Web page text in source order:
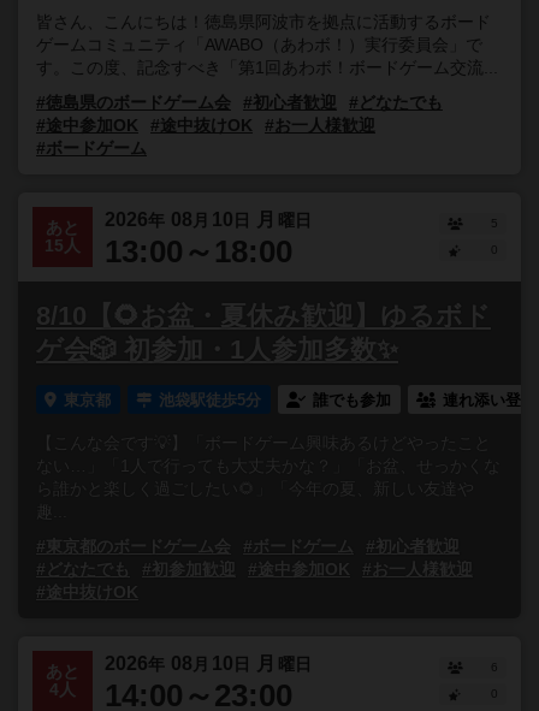
皆さん、こんにちは！徳島県阿波市を拠点に活動するボード
ゲームコミュニティ「AWABO（あわボ！）実行委員会」で
す。この度、記念すべき「第1回あわボ！ボードゲーム交流...
#徳島県のボードゲーム会
#初心者歓迎
#どなたでも
#途中参加OK
#途中抜けOK
#お一人様歓迎
#ボードゲーム
あと
15人
2026年 08 月 10 日 月 曜日
13:00～18:00
5
8/10【🌻お盆・夏休み歓迎】ゆるボド
ゲ会🎲 初参加・1人参加多数✨
東京都 池袋駅徒歩5分 誰でも参加 連れ添い登録
【こんな会です💡】「ボードゲーム興味あるけどやったこと
ない…」「1人で行っても大丈夫かな？」「お盆、せっかくな
ら誰かと楽しく過ごしたい🌻」「今年の夏、新しい友達や
#東京都のボードゲーム会
#ボードゲーム
#初心者歓迎
#どなたでも
#初参加歓迎 #途中参加OK
#お一人様歓迎
#途中抜けOK
あと
4人
2026年 08 月 10 日 月 曜日
14:00～23:00
6